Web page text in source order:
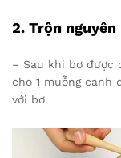
2. Trộn nguyên
– Sau khi bơ được
cho 1 muỗng canh
với bơ.